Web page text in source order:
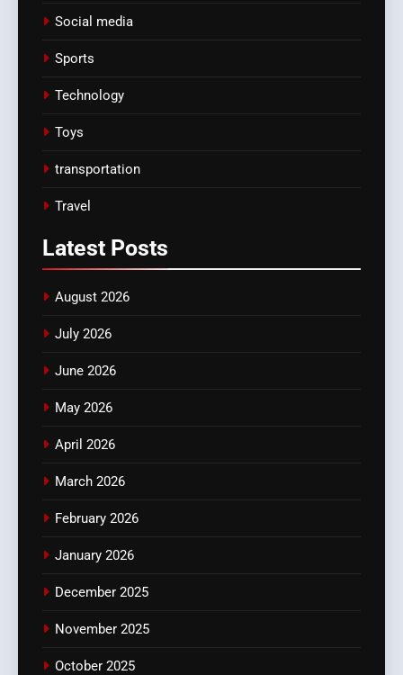
Social media
Sports
Technology
Toys
transportation
Travel
Latest Posts
August 2026
July 2026
June 2026
May 2026
April 2026
March 2026
February 2026
January 2026
December 2025
November 2025
October 2025